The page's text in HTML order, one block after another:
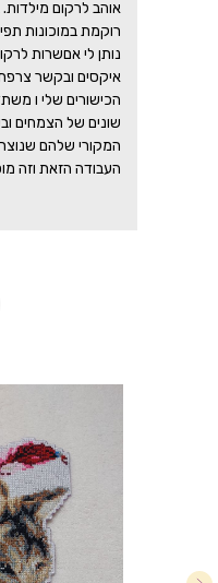
נותן לי אםשרות
איקסים ובקשר
הכישורים שלי ו
שונים של הצמחים
המקורי שלהם
העבודה הזאת וזה